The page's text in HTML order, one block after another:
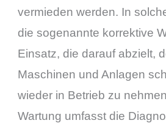
vermieden werden. In
die sogenannte korrektive
Einsatz, die darauf abzielt,
Maschinen und Anlagen
wieder in Betrieb zu
Wartung umfasst die